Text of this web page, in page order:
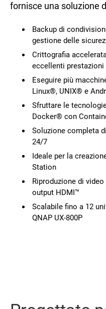
fornisce una soluzione
Backup di
gestione delle
Crittografia
eccellenti
Eseguire più
Linux®, UNIX® e
Sfruttare le
Docker® con
Soluzione completa
24/7
Ideale per la
Station
Riproduzione di
output HDMI™
Scalabile fino a 12
QNAP UX-800P